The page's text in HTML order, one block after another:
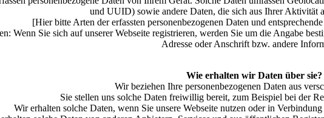
und UUID) sowie andere Daten, die sich aus Ihrer Aktivität
[Hier bitte Arten der erfassten personenbezogenen Daten und
Wenn Sie sich auf unserer Webseite registrieren, werden Sie um die Angabe
Adresse oder Anschrift bzw. andere
Wie erhalten wir Daten über sie?
Wir beziehen Ihre personenbezogenen Daten aus
Sie stellen uns solche Daten freiwillig bereit, zum Beispiel bei der
Wir erhalten solche Daten, wenn Sie unsere Webseite nutzen oder in